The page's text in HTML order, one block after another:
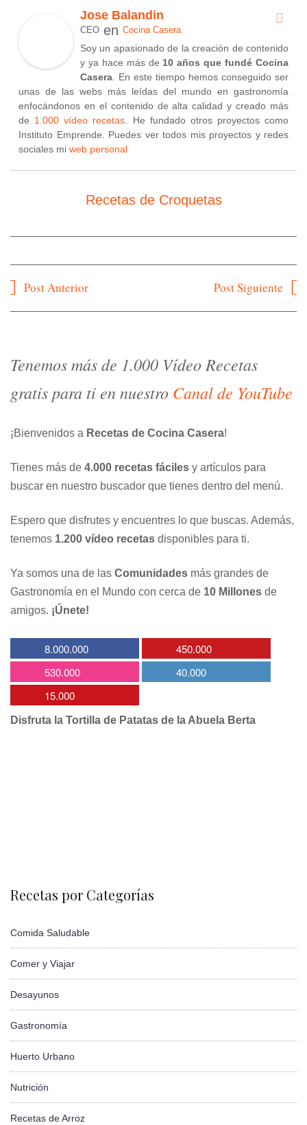
Jose Balandin
CEO en Cocina Casera
Soy un apasionado de la creación de contenido
y ya hace más de 10 años que fundé Cocina
Casera. En este tiempo hemos conseguido ser
unas de las webs más leídas del mundo en gastronomía
enfocándonos en el contenido de alta calidad y creado más
de 1.000 vídeo recetas. He fundado otros proyectos como
Instituto Emprende. Puedes ver todos mis proyectos y redes
sociales mi web personal
Recetas de Croquetas
Navegación
Post Anterior Post Siguiente
Tenemos más de 1.000 Vídeo Recetas
gratis para ti en nuestro Canal de YouTube
¡Bienvenidos a Recetas de Cocina Casera!
Tienes más de 4.000 recetas fáciles y artículos para
buscar en nuestro buscador que tienes dentro del menú.
Espero que disfrutes y encuentres lo que buscas. Además,
tenemos 1.200 vídeo recetas disponibles para ti.
Ya somos una de las Comunidades más grandes de
Gastronomía en el Mundo con cerca de 10 Millones de
amigos. ¡Únete!
8.000.000
450.000
530.000
40.000
15.000
Disfruta la Tortilla de Patatas de la Abuela Berta
Recetas por Categorías
Comida Saludable
Comer y Viajar
Desayunos
Gastronomía
Huerto Urbano
Nutrición
Recetas de Arroz